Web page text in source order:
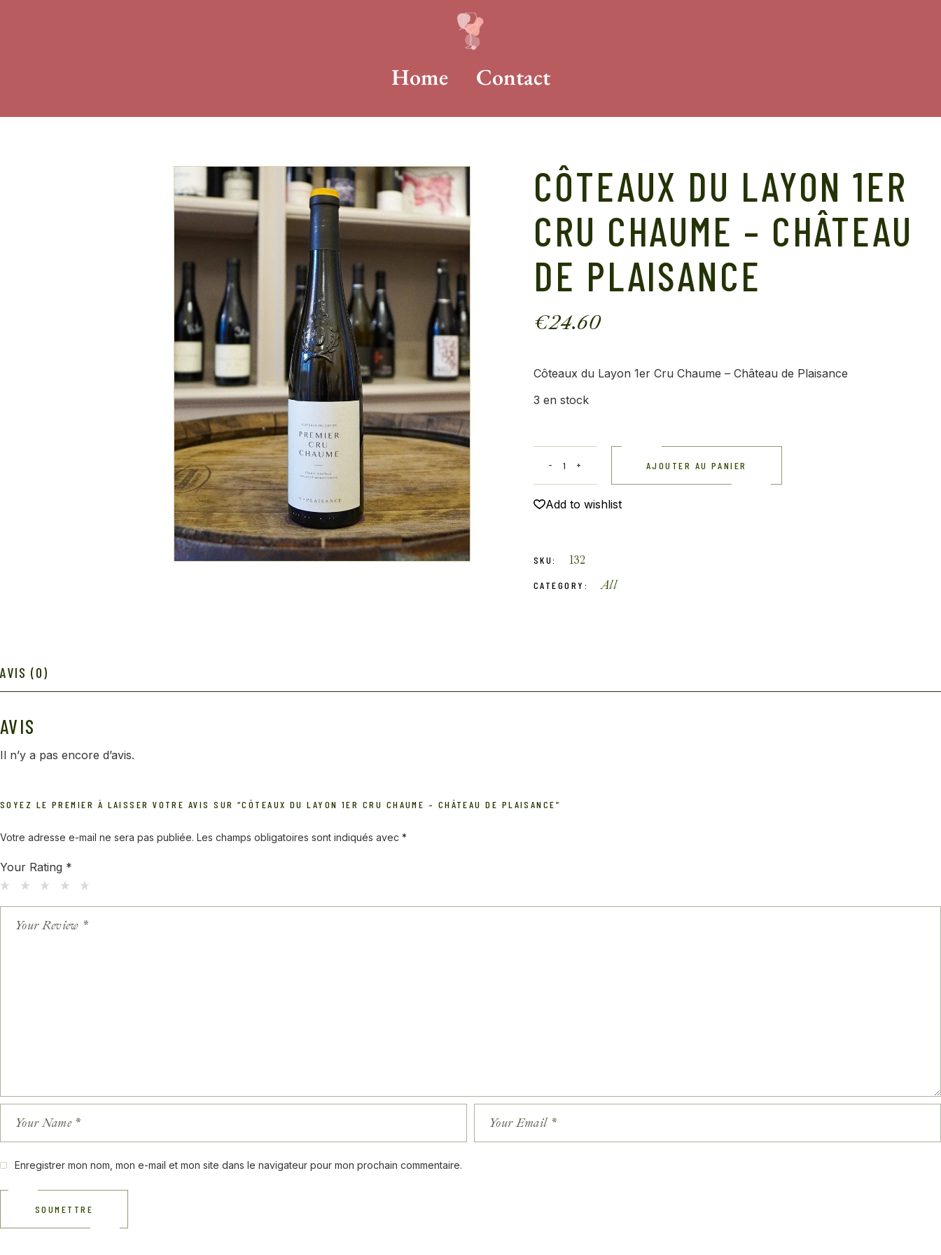
Home Contact
CÔTEAUX DU LAYON 1ER
CRU CHAUME – CHÂTEAU
DE PLAISANCE
€24.60
Côteaux du Layon 1er Cru Chaume – Château de Plaisance
3 en stock
AJOUTER AU PANIER
Add to wishlist
SKU: 132
CATEGORY: All
AVIS (0)
AVIS
Il n’y a pas encore d’avis.
SOYEZ LE PREMIER À LAISSER VOTRE AVIS SUR “CÔTEAUX DU LAYON 1ER CRU CHAUME – CHÂTEAU DE PLAISANCE”
Votre adresse e-mail ne sera pas publiée. Les champs obligatoires sont indiqués avec *
Your Rating *
Enregistrer mon nom, mon e-mail et mon site dans le navigateur pour mon prochain commentaire.
SOUMETTRE